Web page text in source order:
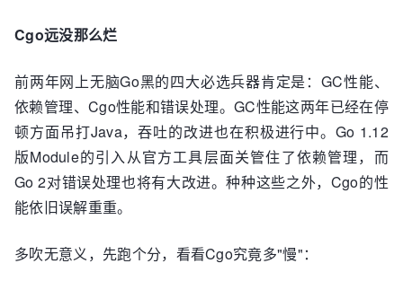
Cgo远没那么烂
前两年网上无脑Go黑的四大必选兵器肯定是：GC性能、
依赖管理、Cgo性能和错误处理。GC性能这两年已经在停
顿方面吊打Java，吞吐的改进也在积极进行中。Go 1.12
版Module的引入从官方工具层面关管住了依赖管理，而
Go 2对错误处理也将有大改进。种种这些之外，Cgo的性
能依旧误解重重。
多吹无意义，先跑个分，看看Cgo究竟多"慢"：